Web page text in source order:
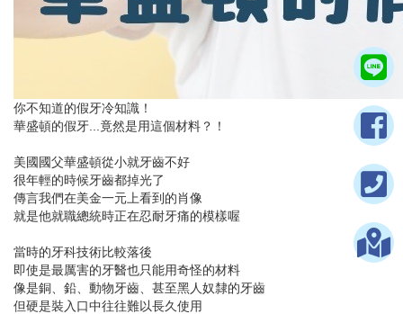
你不知道的假牙冷知識！
華盛頓的假牙...竟然是用這個材料？！
美國國父華盛頓從小就牙齒不好
很年輕的時候牙齒都掉光了
傳言我們在美金一元上看到的肖像
就是他就職總統時正在忍耐牙痛的模樣喔
當時的牙科技術比較落後
即使是最厲害的牙醫也只能用奇怪的材料
像是銅、鉛、動物牙齒、甚至黑人奴隸的牙齒
但硬是裝入口中往往難以長久使用